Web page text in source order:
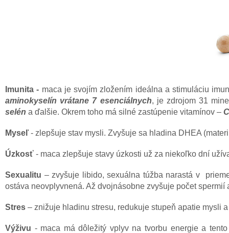
Imunita - maca je svojím zložením ideálna a stimuláciu
aminokyselín vrátane 7 esenciálnych, je zdrojom 31
selén a ďalšie. Okrem toho má silné zastúpenie vitamínov –
Myseľ- zlepšuje stav mysli. Zvyšuje sa hladina DHEA
Úzkosť - maca zlepšuje stavy úzkosti už za niekoľko dní
Sexualitu – zvyšuje libido, sexuálna túžba narastá v
ostáva neovplyvnená. Až dvojnásobne zvyšuje počet
Stres – znižuje hladinu stresu, redukuje stupeň apatie mysli
Výživu - maca má dôležitý vplyv na tvorbu energie a